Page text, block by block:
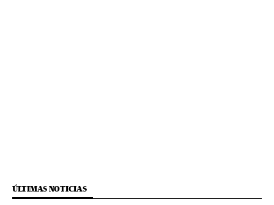
ÚLTIMAS NOTICIAS